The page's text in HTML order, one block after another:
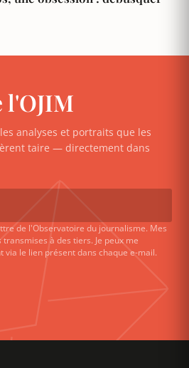
l'OJIM
analyses et portraits que les
taire — directement dans
de l'Observatoire du journalisme. Mes
à des tiers. Je peux me
le lien présent dans chaque e-mail.